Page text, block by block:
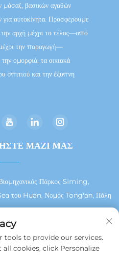
μάσαζ, βασικών αγαθών
για αυτοκίνητα. Προσφέρουμε
αρχή μέχρι το τέλος—από
την παραγωγή—
την ομορφιά, τα οικιακά
σπιτιού και την έξυπνη
ΜΑΖΙ ΜΑΣ
Πάρκος Siming,
του Huan, Νομός Tong'an, Πόλη
13215929911
protected]
tools to provide our services.
cookies, click Personalize